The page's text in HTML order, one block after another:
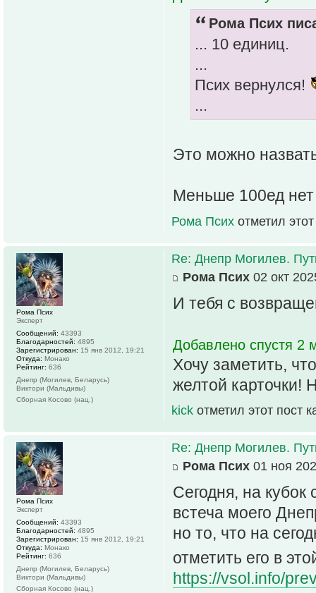
Рома Псих
... 10 единиц.
...
Псих вернулся!
...
Это можно
Меньше 100ед
Рома Псих отметил
Re: Днепр Могилев.
Рома Псих 02 окт
И тебя с
Добавлено спустя 2
Хочу заметить,
желтой карточки!
kick отметил этот пост
Рома Псих
Эксперт
Сообщений: 43393
Благодарностей: 4895
Зарегистрирован: 15 янв 2012, 19:21
Откуда: Монако
Рейтинг: 636
Днепр (Могилев, Беларусь)
Виктори (Мальдивы)
Сборная Косово (нац.)
Re: Днепр Могилев.
Рома Псих 01 ноя
Сегодня, на кубок
встеча моего
но то, что на
отметить его в
https://vsol.info/
Рома Псих
Эксперт
Сообщений: 43393
Благодарностей: 4895
Зарегистрирован: 15 янв 2012, 19:21
Откуда: Монако
Рейтинг: 636
Днепр (Могилев, Беларусь)
Виктори (Мальдивы)
Сборная Косово (нац.)